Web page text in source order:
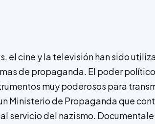
el cine y la televisión han sido
de propaganda. El poder
muy poderosos para
Ministerio de Propaganda que
del nazismo.